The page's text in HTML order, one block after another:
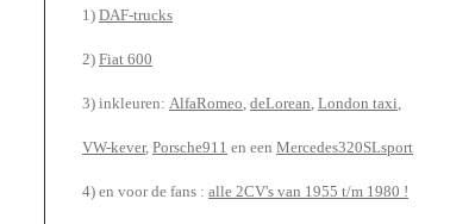
1) DAF-trucks
2)Fiat 600
3) inkleuren: AlfaRomeo ,deLorean ,London taxi
VW-kever,Porsche911 en eenMercedes320SLsport
4) en voor de fans :alle 2CV's van 1955 t/m 1980 !